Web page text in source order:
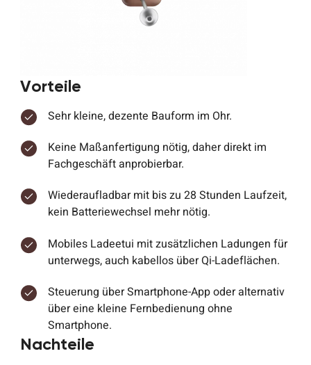
Vorteile
Sehr kleine, dezente Bauform im Ohr.
Keine Maßanfertigung nötig, daher direkt im
Fachgeschäft anprobierbar.
Wiederaufladbar mit bis zu 28 Stunden Laufzeit,
kein Batteriewechsel mehr nötig.
Mobiles Ladeetui mit zusätzlichen Ladungen für
unterwegs, auch kabellos über Qi-Ladeflächen.
Steuerung über Smartphone-App oder alternativ
über eine kleine Fernbedienung ohne
Smartphone.
Nachteile